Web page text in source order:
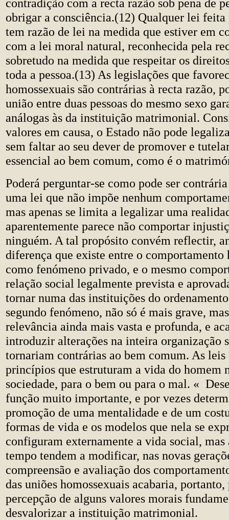
contradição com a recta razão sob pena de
obrigar a consciência.(12) Qualquer lei feita
tem razão de lei na medida que estiver em
com a lei moral natural, reconhecida pela
sobretudo na medida que respeitar os
toda a pessoa.(13) As legislações que
homossexuais são contrárias à recta razão,
união entre duas pessoas do mesmo sexo
análogas às da instituição matrimonial.
valores em causa, o Estado não pode
sem faltar ao seu dever de promover e
essencial ao bem comum, como é o
Poderá perguntar-se como pode ser
uma lei que não impõe nenhum
mas apenas se limita a legalizar uma
aparentemente parece não comportar
ninguém. A tal propósito convém reflectir,
diferença que existe entre o comportamento
como fenómeno privado, e o mesmo
relação social legalmente prevista e
tornar numa das instituições do
segundo fenómeno, não só é mais grave,
relevância ainda mais vasta e profunda, e
introduzir alterações na inteira organização
tornariam contrárias ao bem comum. As leis
princípios que estruturam a vida do homem
sociedade, para o bem ou para o mal. «
função muito importante, e por vezes
promoção de uma mentalidade e de um
formas de vida e os modelos que nela se
configuram externamente a vida social, mas
tempo tendem a modificar, nas novas
compreensão e avaliação dos
das uniões homossexuais acabaria,
percepção de alguns valores morais
desvalorizar a instituição matrimonial.